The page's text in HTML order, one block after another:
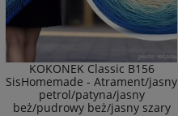
KOKONEK Classic B156
SisHomemade - Atrament/jasny
petrol/patyna/jasny
beż/pudrowy beż/jasny szary